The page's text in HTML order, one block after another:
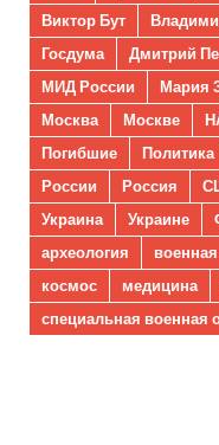
Виктор Бут
Госдума
Дмитрий
МИД России
Мария
Москва
Москве
Погибшие
Политика
России
Россия
Украина
Украине
археология
космос
медицина
специальная военная